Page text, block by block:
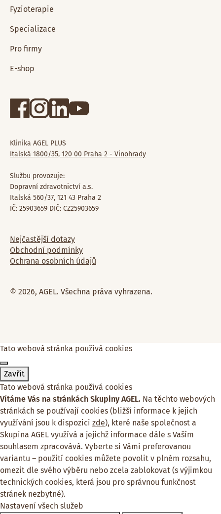
Klinika AGEL PLUS
Italská 1800/35, 120 00 Praha 2 - Vinohrady
Službu provozuje:
Dopravní zdravotnictví a.s.
Italská 560/37, 121 43 Praha 2
IČ: 25903659 DIČ: CZ25903659
Fyzioterapie
Specializace
Pro firmy
E-shop
© 2026, AGEL. Všechna práva vyhrazena.
Nejčastější dotazy
Obchodní podmínky
Ochrana osobních údajů
Tato webová stránka používá cookies
Zavřít
Tato webová stránka používá cookies
Vítáme Vás na stránkách Skupiny AGEL. Na těchto webových
stránkách se používají cookies (bližší informace k jejich
využívání jsou k dispozici zde), které naše společnost a
Skupina AGEL využívá a jejichž informace dále s Vaším
souhlasem zpracovává. Vyberte si Vámi preferovanou
variantu – použití cookies můžete povolit v plném rozsahu,
omezit dle svého výběru nebo zcela zablokovat (s výjimkou
technických cookies, která jsou pro správnou funkčnost
stránek nezbytné).
Nastavení všech služeb